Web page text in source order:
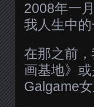
2008年一
我人生中的
在那之前
画基地》
Galgame